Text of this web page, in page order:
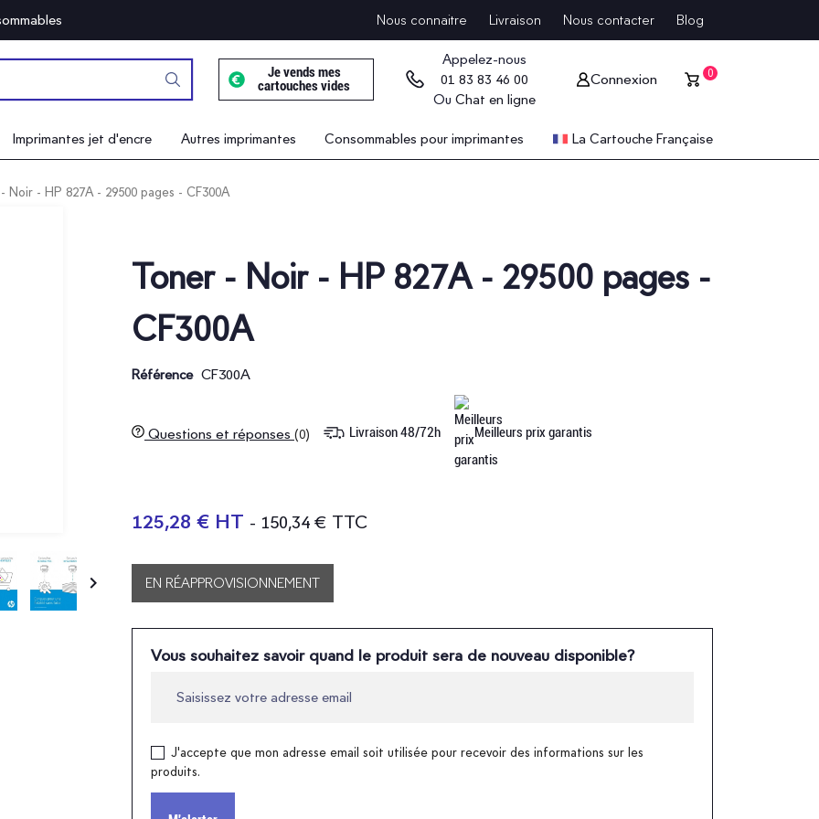
Nous connaitre Livraison Nous contacter Blog
Je vends mes
cartouches vides
Appelez-nous
01 83 83 46 00
Ou Chat en ligne
Connexion 0
Imprimantes jet d'encre Autres imprimantes Consommables pour imprimantes La Cartouche Française
Noir - HP 827A - 29500 pages - CF300A

Toner - Noir - HP 827A - 29500 pages -
CF300A
Référence CF300A
Questions et réponses (0) Livraison 48/72h Meilleurs prix garantis
125,28 € HT - 150,34 € TTC
EN RÉAPPROVISIONNEMENT
Vous souhaitez savoir quand le produit sera de nouveau disponible?
J'accepte que mon adresse email soit utilisée pour recevoir des informations sur les
produits.